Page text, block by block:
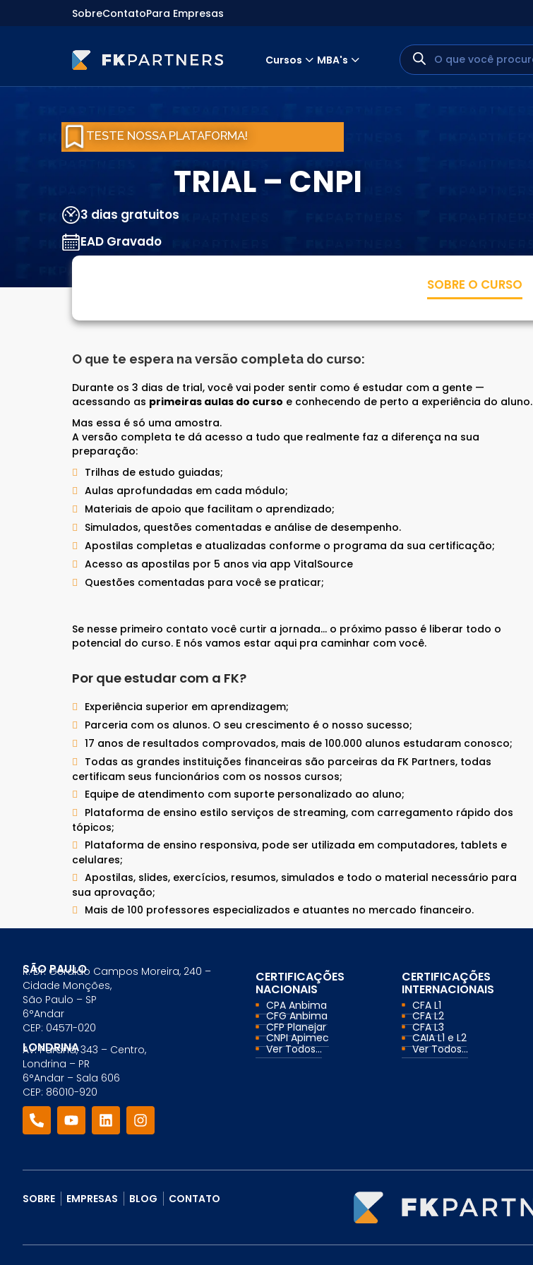
SobreContatoPara Empresas
Cursos MBA's
Internacionais
Finanças & Edu. Continuada
Modelagem Financeira Aplicada
Curso Avan. de Análise de Crédito
M&A – Fusões e Aquisições
Ver todos (+50 cursos)
Tesouraria Bancária
Ver todos
TESTE NOSSA PLATAFORMA!
TRIAL – CNPI
3 dias gratuitos
EAD Gravado
SOBRE O CURSO
O que te espera na versão completa do curso:
Durante os 3 dias de trial, você vai poder sentir como é estudar com a gente —
acessando as primeiras aulas do curso e conhecendo de perto a experiência do aluno.
Mas essa é só uma amostra.
A versão completa te dá acesso a tudo que realmente faz a diferença na sua
preparação:
Trilhas de estudo guiadas;
Aulas aprofundadas em cada módulo;
Materiais de apoio que facilitam o aprendizado;
Simulados, questões comentadas e análise de desempenho.
Apostilas completas e atualizadas conforme o programa da sua certificação;
Acesso as apostilas por 5 anos via app VitalSource
Questões comentadas para você se praticar;
Se nesse primeiro contato você curtir a jornada… o próximo passo é liberar todo o
potencial do curso. E nós vamos estar aqui pra caminhar com você.
Por que estudar com a FK?
Experiência superior em aprendizagem;
Parceria com os alunos. O seu crescimento é o nosso sucesso;
17 anos de resultados comprovados, mais de 100.000 alunos estudaram conosco;
Todas as grandes instituições financeiras são parceiras da FK Partners, todas
certificam seus funcionários com os nossos cursos;
Equipe de atendimento com suporte personalizado ao aluno;
Plataforma de ensino estilo serviços de streaming, com carregamento rápido dos
tópicos;
Plataforma de ensino responsiva, pode ser utilizada em computadores, tablets e
celulares;
Apostilas, slides, exercícios, resumos, simulados e todo o material necessário para
sua aprovação;
Mais de 100 professores especializados e atuantes no mercado financeiro.
SÃO PAULO
R. Dr. Geraldo Campos Moreira, 240 –
Cidade Monções,
São Paulo – SP
6°Andar
CEP: 04571-020
LONDRINA
Av. Paraná, 343 – Centro,
Londrina – PR
6°Andar – Sala 606
CEP: 86010-920
CERTIFICAÇÕES
NACIONAIS
CPA Anbima
CFG Anbima
CFP Planejar
CNPI Apimec
Ver Todos...
CERTIFICAÇÕES
INTERNACIONAIS
CFA L1
CFA L2
CFA L3
CAIA L1 e L2
Ver Todos...
SOBRE EMPRESAS BLOG CONTATO